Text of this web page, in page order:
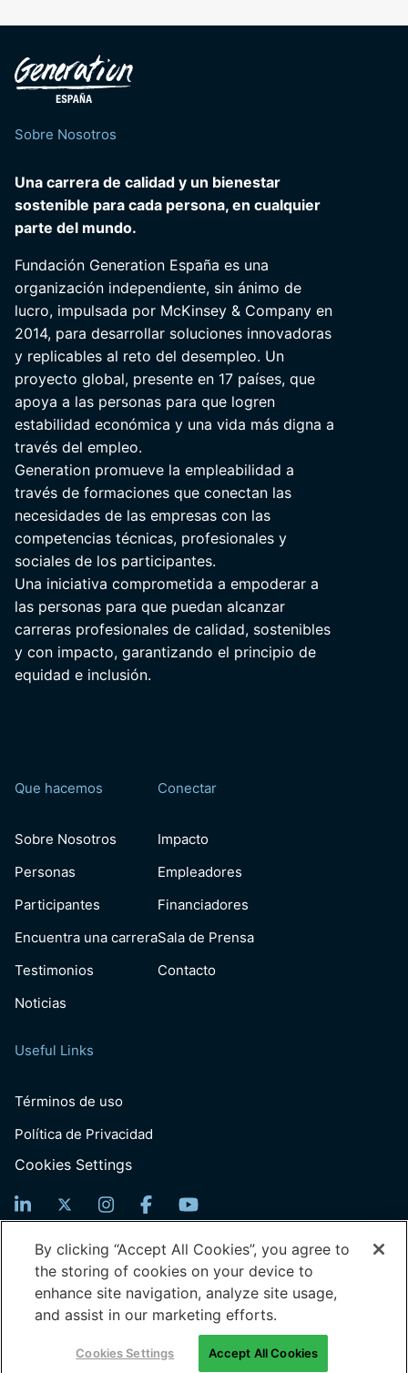
Sobre Nosotros
Una carrera de calidad y un bienestar
sostenible para cada persona, en cualquier
parte del mundo.
Fundación Generation España es una
organización independiente, sin ánimo de
lucro, impulsada por McKinsey & Company en
2014, para desarrollar soluciones innovadoras
y replicables al reto del desempleo. Un
proyecto global, presente en 17 países, que
apoya a las personas para que logren
estabilidad económica y una vida más digna a
través del empleo.
Generation promueve la empleabilidad a
través de formaciones que conectan las
necesidades de las empresas con las
competencias técnicas, profesionales y
sociales de los participantes.
Una iniciativa comprometida a empoderar a
las personas para que puedan alcanzar
carreras profesionales de calidad, sostenibles
y con impacto, garantizando el principio de
equidad e inclusión.
Que hacemos
Sobre Nosotros
Personas
Participantes
Encuentra una carrera
Testimonios
Noticias
Conectar
Impacto
Empleadores
Financiadores
Sala de Prensa
Contacto
Useful Links
Términos de uso
Política de Privacidad
Cookies Settings
Suscríbete para recibir noticias
Email
(Obligatorio)
© 2026 Generation: You Employed, Inc.
By clicking “Accept All Cookies”, you agree to
the storing of cookies on your device to
enhance site navigation, analyze site usage,
and assist in our marketing efforts.
Cookies Settings Accept All Cookies